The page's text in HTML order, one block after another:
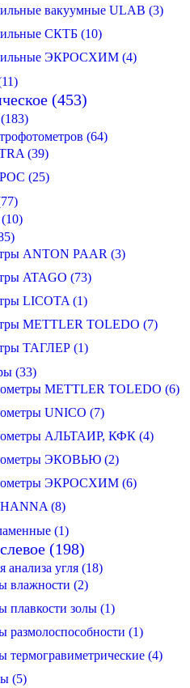
вакуумные ULAB (3)
СКТБ (10)
ЭКРОСХИМ (4)
(453)
(64)
(39)
(25)
ANTON PAAR (3)
ATAGO (73)
LICOTA (1)
METTLER TOLEDO (7)
ТАГЛЕР (1)
(33)
METTLER TOLEDO (6)
UNICO (7)
АЛЬТАИР, КФК (4)
ЭКОВЬЮ (2)
ЭКРОСХИМ (6)
(8)
(1)
(198)
анализа угля (18)
влажности (2)
плавкости золы (1)
размолоспособности (1)
термогравиметрические (4)
(5)